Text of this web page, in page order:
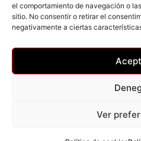
el comportamiento de navegación o
sitio. No consentir o retirar el
negativamente a ciertas
Ver
Web desarrollada gracias
–
© Todos los derechos